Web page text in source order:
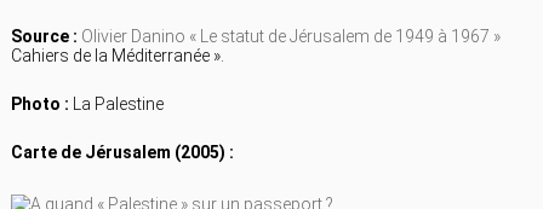
Source : Olivier Danino « Le statut de Jérusalem de 1949 à 1967 »
Cahiers de la Méditerranée ».
Photo : La Palestine
Carte de Jérusalem (2005) :